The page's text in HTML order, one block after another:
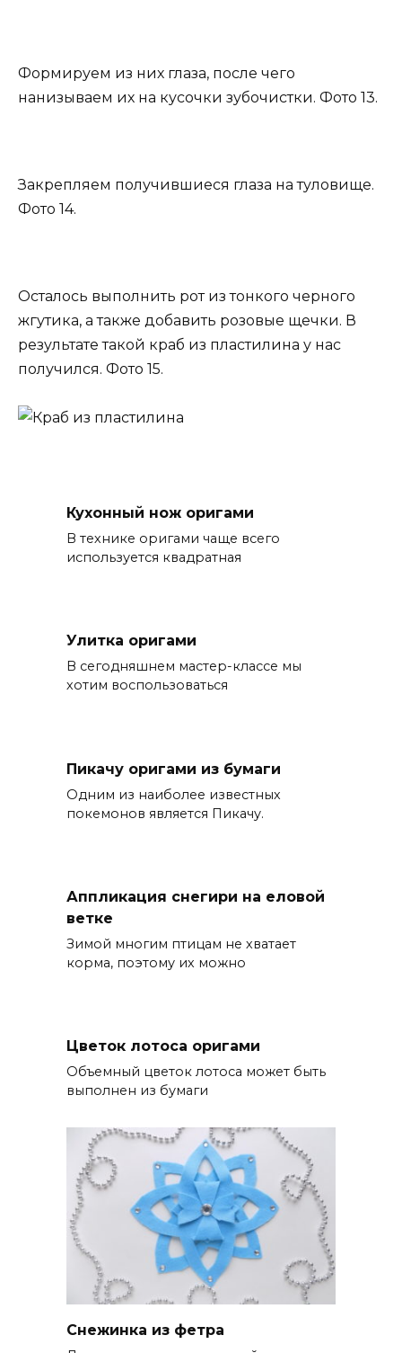
Формируем из них глаза, после чего
нанизываем их на кусочки зубочистки. Фото 13.
Закрепляем получившиеся глаза на туловище.
Фото 14.
Осталось выполнить рот из тонкого черного
жгутика, а также добавить розовые щечки. В
результате такой краб из пластилина у нас
получился. Фото 15.
Кухонный нож оригами
В технике оригами чаще всего
используется квадратная
Улитка оригами
В сегодняшнем мастер-классе мы
хотим воспользоваться
Пикачу оригами из бумаги
Одним из наиболее известных
покемонов является Пикачу.
Аппликация снегири на еловой
ветке
Зимой многим птицам не хватает
корма, поэтому их можно
Цветок лотоса оригами
Объемный цветок лотоса может быть
выполнен из бумаги
Снежинка из фетра